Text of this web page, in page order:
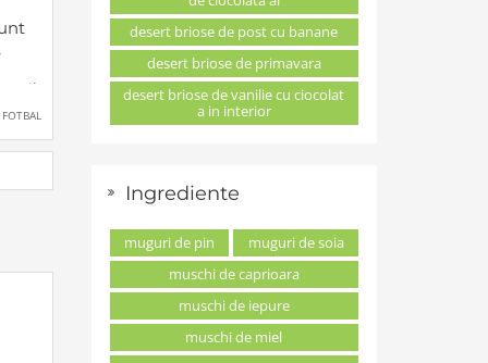
FOTBAL
desert briose de post cu banane
desert briose de primavara
desert briose de vanilie cu ciocolat
a in interior
Ingrediente
muguri de pin
muguri de soia
muschi de caprioara
muschi de iepure
muschi de miel